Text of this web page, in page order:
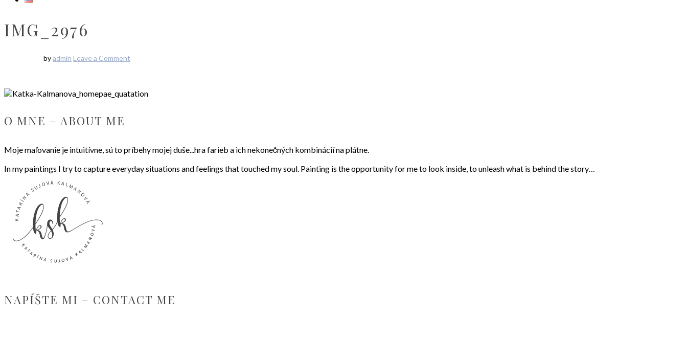
IMG_2976
byadmin Leave a Comment
O MNE – ABOUT ME
Moje maľovanie je intuitívne, sú to príbehy mojej duše...hra farieb a ich nekonečných kombinácií na plátne.
In my paintings I try to capture everyday situations and feelings that touched my soul. Painting is the opportunity for me to look inside, to unleash what is behind the story…
NAPÍŠTE MI – CONTACT ME